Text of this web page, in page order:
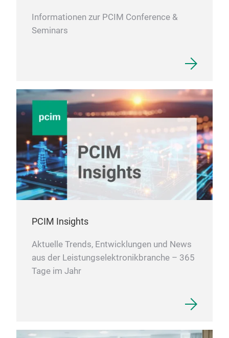
Informationen zur PCIM Conference &
Seminars
PCIM Insights
Aktuelle Trends, Entwicklungen und News
aus der Leistungselektronikbranche – 365
Tage im Jahr